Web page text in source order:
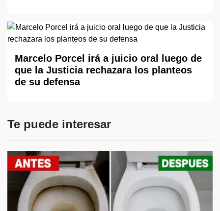
Marcelo Porcel irá a juicio oral luego de
que la Justicia rechazara los planteos
de su defensa
Te puede interesar